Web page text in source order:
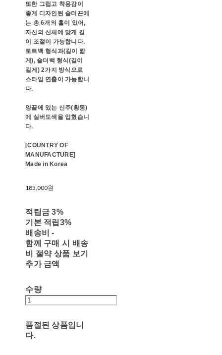
또한 그립고 착용감이
좋게 디자인된 숄더끈에
는 총 6개의 홀이 있어,
자신의 신체에 맞게 길
이 조절이 가능합니다.
토트백 형식과(길이 짧
게), 숄더백 형식(길이
길게) 2가지 방식으로
스타일 연출이 가능합니
다.
양끝에 있는 신주(황동)
에 실버도색을 입혔습니
다.
[COUNTRY OF
MANUFACTURE]
Made in Korea
185,000원
적립금 3%
기본 적립 3%
배송비-
함께 구매 시 배송
비 절약 상품 보기
추가 금액
수량
품절된 상품입니
다.